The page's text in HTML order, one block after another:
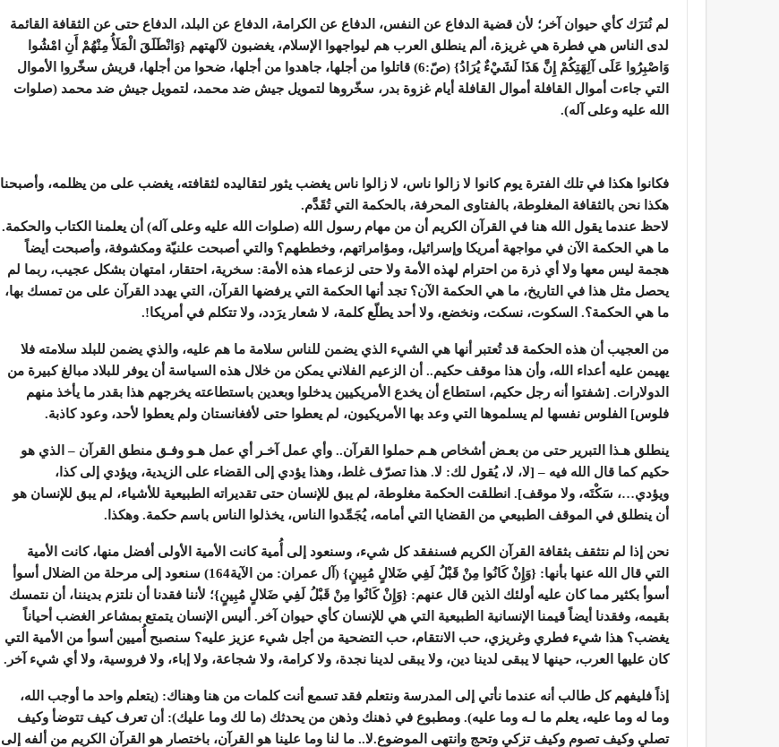
لم نُترَك كأي حيوان آخر؛ لأن قضية الدفاع عن النفس، الدفاع عن الكرامة، الدفاع عن البلد، الدفاع حتى عن الثقافة القائمة
لدى الناس هي فطرة هي غريزة، ألم ينطلق العرب هم ليواجهوا الإسلام، يغضبون لآلهتهم {وَانْطَلَقَ الْمَلَأُ مِنْهُمْ أَنِ امْشُوا
وَاصْبِرُوا عَلَى آلِهَتِكُمْ إِنَّ هَذَا لَشَيْءٌ يُرَادُ} (صّ:6) قاتلوا من أجلها، جاهدوا من أجلها، ضحوا من أجلها، قريش سخّروا الأموال
التي جاءت أموال القافلة أموال القافلة أيام غزوة بدر، سخّروها لتمويل جيش ضد محمد، لتمويل جيش ضد محمد (صلوات
الله عليه وعلى آله).
فكانوا هكذا في تلك الفترة يوم كانوا لا زالوا ناس، لا زالوا ناس يغضب يثور لتقاليده لثقافته، يغضب على من يظلمه، وأصبحنا
هكذا نحن بالثقافة المغلوطة، بالفتاوى المحرفة، بالحكمة التي تُقَدَّم.
لاحظ عندما يقول الله هنا في القرآن الكريم أن من مهام رسول الله (صلوات الله عليه وعلى آله) أن يعلمنا الكتاب والحكمة.
ما هي الحكمة الآن في مواجهة أمريكا وإسرائيل، ومؤامراتهم، وخططهم؟ والتي أصبحت علنيّة ومكشوفة، وأصبحت أيضاً
هجمة ليس معها ولا أي ذرة من احترام لهذه الأمة ولا حتى لزعماء هذه الأمة: سخرية، احتقار، امتهان بشكل عجيب، ربما لم
يحصل مثل هذا في التاريخ، ما هي الحكمة الآن؟ تجد أنها الحكمة التي يرفضها القرآن، التي يهدد القرآن على من تمسك بها،
ما هي الحكمة؟. السكوت، نسكت، ونخضع، ولا أحد يطلّع كلمة، لا شعار يرَدد، ولا تتكلم في أمريكا!.
من العجيب أن هذه الحكمة قد تُعتبر أنها هي الشيء الذي يضمن للناس سلامة ما هم عليه، والذي يضمن للبلد سلامته فلا
يهيمن عليه أعداء الله، وأن هذا موقف حكيم.. أن الزعيم الفلاني يمكن من خلال هذه السياسة أن يوفر للبلاد مبالغ كبيرة من
الدولارات. [شفتوا أنه رجل حكيم، استطاع أن يخدع الأمريكيين يدخلوا وبعدين باستطاعته يخرجهم هذا بقدر ما يأخذ منهم
فلوس] الفلوس نفسها لم يسلموها التي وعد بها الأمريكيون، لم يعطوا حتى لأفغانستان ولم يعطوا لأحد، وعود كاذبة.
ينطلق هـذا التبرير حتى من بعـض أشخاص هـم حملوا القرآن.. وأي عمل آخـر أي عمل هـو وفـق منطق القرآن – الذي هو
حكيم كما قال الله فيه – [لا، لا، يُقول لك: لا. هذا تصرّف غلط، وهذا يؤدي إلى القضاء على الزيدية، ويؤدي إلى كذا،
ويؤدي…، سَكْتَه، ولا موقف]. انطلقت الحكمة مغلوطة، لم يبق للإنسان حتى تقديراته الطبيعية للأشياء، لم يبق للإنسان هو
أن ينطلق في الموقف الطبيعي من القضايا التي أمامه، يُجَمِّدوا الناس، يخذلوا الناس باسم حكمة. وهكذا.
نحن إذا لم نتثقف بثقافة القرآن الكريم فسنفقد كل شيء، وسنعود إلى أُمية كانت الأمية الأولى أفضل منها، كانت الأمية
التي قال الله عنها بأنها: {وَإِنْ كَانُوا مِنْ قَبْلُ لَفِي ضَلالٍ مُبِينٍ} (آل عمران: من الآية164) سنعود إلى مرحلة من الضلال أسوأ
أسوأ بكثير مما كان عليه أولئك الذين قال عنهم: {وَإِنْ كَانُوا مِنْ قَبْلُ لَفِي ضَلالٍ مُبِينٍ}؛ لأننا فقدنا أن نلتزم بديننا، أن نتمسك
بقيمه، وفقدنا أيضاً قيمنا الإنسانية الطبيعية التي هي للإنسان كأي حيوان آخر. أليس الإنسان يتمتع بمشاعر الغضب أحياناً
يغضب؟ هذا شيء فطري وغريزي، حب الانتقام، حب التضحية من أجل شيء عزيز عليه؟ سنصبح أُميين أسوأ من الأمية التي
كان عليها العرب، حينها لا يبقى لدينا دين، ولا يبقى لدينا نجدة، ولا كرامة، ولا شجاعة، ولا إباء، ولا فروسية، ولا أي شيء آخر.
إذاً فليفهم كل طالب أنه عندما نأتي إلى المدرسة ونتعلم فقد تسمع أنت كلمات من هنا وهناك: (يتعلم واحد ما أوجب الله،
وما له وما عليه، يعلم ما لـه وما عليه). ومطبوع في ذهنك وذهن من يحدثك (ما لك وما عليك): أن تعرف كيف تتوضأ وكيف
تصلي وكيف تصوم وكيف تزكي وتحج وانتهى الموضوع.لا.. ما لنا وما علينا هو القرآن، باختصار هو القرآن الكريم من ألفه إلى